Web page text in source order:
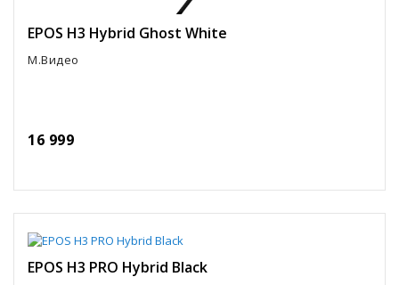
EPOS H3 Hybrid Ghost White
М.Видео
16 999
EPOS H3 PRO Hybrid Black